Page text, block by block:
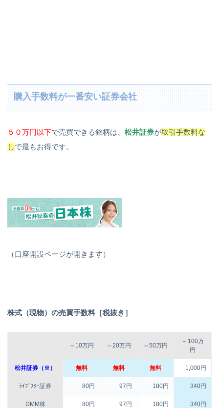
購入手数料が一番安い証券会社
５０万円以下で売買できる銘柄は、 松井証券が取引手数料な
しで最もお得です。
（口座開設ページが開きます）
株式（現物）の売買手数料［税抜き］
～10万円 ～20万円 ～50万円
～100万
円
松井証券（※） 無料 無料 無料 1,000円
ﾗｲﾌﾞｽﾀｰ証券 80円 97円 180円 340円
DMM株 80円 97円 180円 340円